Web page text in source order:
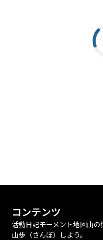
コンテンツ
活動日記モーメント地図山の
山歩（さんぽ）しよう。